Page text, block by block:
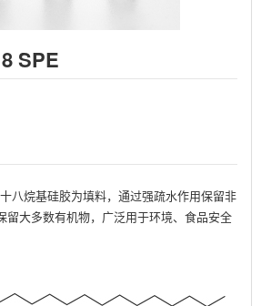
SPE
八烷基硅胶为填料，通过强疏水作用保留非
留大多数有机物，广泛用于环境、食品安全